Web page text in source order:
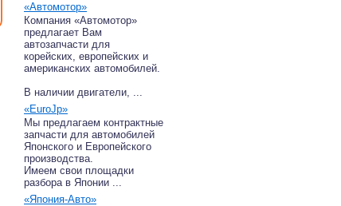
«Автомотор»
Компания «Автомотор»
предлагает Вам
автозапчасти для
корейских, европейских и
американских автомобилей.
В наличии двигатели, ...
«EuroJp»
Мы предлагаем контрактные
запчасти для автомобилей
Японского и Европейского
производства.
Имеем свои площадки
разбора в Японии ...
«Япония-Авто»